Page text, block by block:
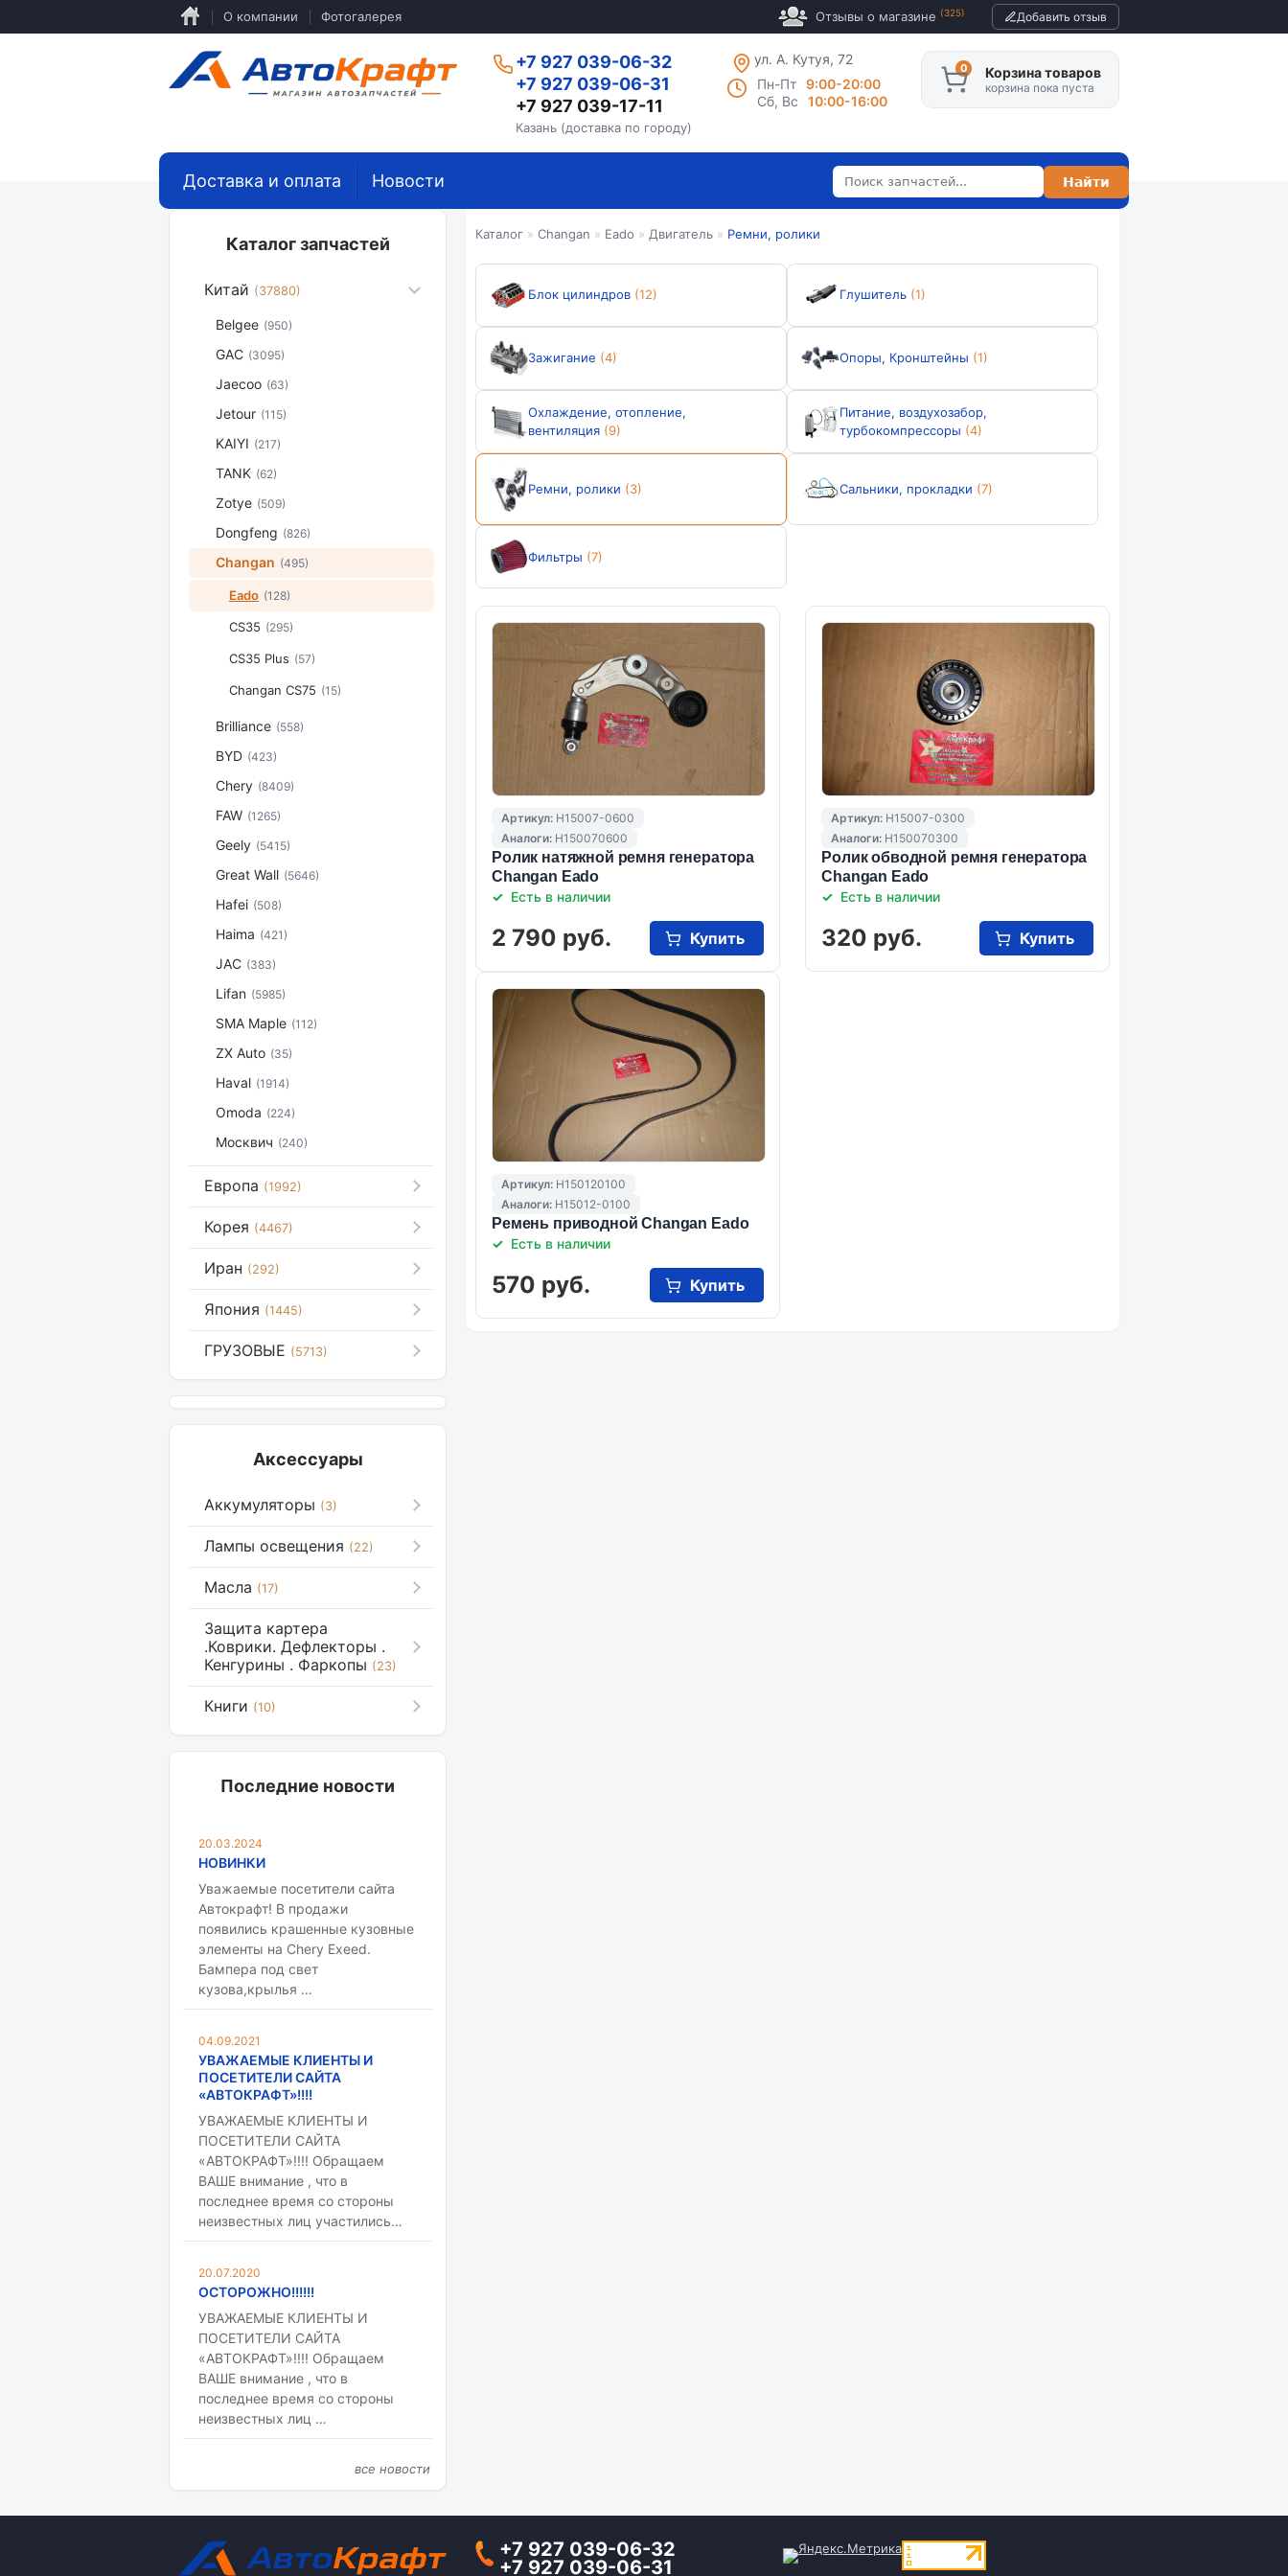
основному
О компании Фотогалерея Отзывы о магазине (325) Добавить отзыв
+7 927 039-06-32
+7 927 039-06-31
+7 927 039-17-11
Казань (доставка по городу)
ул. А. Кутуя, 72
Пн-Пт
9:00-20:00
Сб, Вс
10:00-16:00
Корзина товаров
корзина пока пуста
Каталог » Changan » Eado » Двигатель » Ремни, ролики
Блок цилиндров (12) Глушитель (1)
Зажигание (4) Опоры, Кронштейны (1)
Охлаждение, отопление,
вентиляция (9)
Питание, воздухозабор,
турбокомпрессоры (4)
Ремни, ролики (3) Сальники, прокладки (7)
Фильтры (7)
Артикул: H15007-0600
Аналоги: H150070600
Ролик натяжной ремня генератора
Changan Eado
Есть в наличии
2 790 руб. Купить
Артикул: H15007-0300
Аналоги: H150070300
Ролик обводной ремня генератора
Changan Eado
Есть в наличии
320 руб. Купить
Артикул: H150120100
Аналоги: H15012-0100
Ремень приводной Changan Eado
Есть в наличии
570 руб. Купить
Доставка и оплата Новости
Каталог запчастей
Китай (37880)
Belgee (950)
GAC (3095)
Jaecoo (63)
Jetour (115)
KAIYI (217)
TANK (62)
Zotye (509)
Dongfeng (826)
Changan (495)
Eado (128)
CS35 (295)
CS35 Plus (57)
Changan CS75 (15)
Brilliance (558)
BYD (423)
Chery (8409)
FAW (1265)
Geely (5415)
Great Wall (5646)
Hafei (508)
Haima (421)
JAC (383)
Lifan (5985)
SMA Maple (112)
ZX Auto (35)
Haval (1914)
Omoda (224)
Москвич (240)
Европа (1992)
Корея (4467)
Иран (292)
Япония (1445)
ГРУЗОВЫЕ (5713)
Аксессуары
Аккумуляторы (3)
Лампы освещения (22)
Масла (17)
Защита картера
.Коврики. Дефлекторы .
Кенгурины . Фаркопы (23)
Книги (10)
Последние новости
20.03.2024
НОВИНКИ
Уважаемые посетители сайта
Автокрафт! В продажи
появились крашенные кузовные
элементы на Chery Exeed.
Бампера под свет
кузова,крылья …
04.09.2021
УВАЖАЕМЫЕ КЛИЕНТЫ И
ПОСЕТИТЕЛИ САЙТА
«АВТОКРАФТ»!!!!
УВАЖАЕМЫЕ КЛИЕНТЫ И
ПОСЕТИТЕЛИ САЙТА
«АВТОКРАФТ»!!!! Обращаем
ВАШЕ внимание , что в
последнее время со стороны
неизвестных лиц участились…
20.07.2020
ОСТОРОЖНО!!!!!!
УВАЖАЕМЫЕ КЛИЕНТЫ И
ПОСЕТИТЕЛИ САЙТА
«АВТОКРАФТ»!!!! Обращаем
ВАШЕ внимание , что в
последнее время со стороны
неизвестных лиц …
все новости
+7 927 039-06-32
+7 927 039-06-31